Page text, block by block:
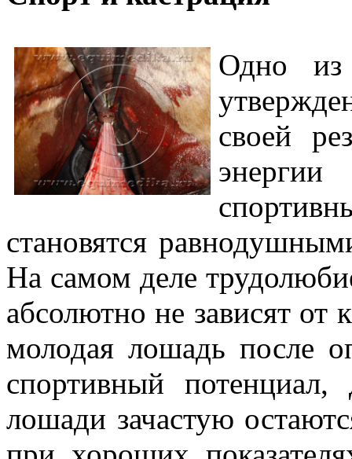
Одно из
своей
становятся
На самом деле
абсолютно не зависят от
молодая лошадь после
спортивный
лошади зачастую